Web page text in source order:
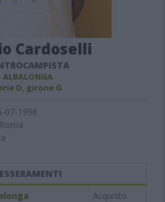
Cardoselli
ALBALONGA
D, girone G
07-1998
Roma
Acquisto